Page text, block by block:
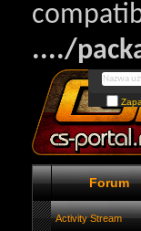
..../
Forum
Activity Stream